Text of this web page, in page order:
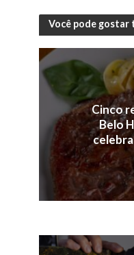
Você pode gostar
Cinco
Belo